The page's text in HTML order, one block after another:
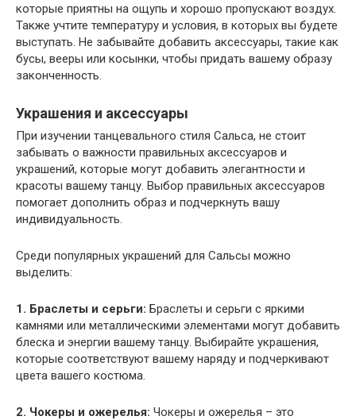
которые приятны на ощупь и хорошо пропускают воздух.
Также учтите температуру и условия, в которых вы будете
выступать. Не забывайте добавить аксессуары, такие как
бусы, вееры или косынки, чтобы придать вашему образу
законченность.
Украшения и аксессуары
При изучении танцевального стиля Сальса, не стоит
забывать о важности правильных аксессуаров и
украшений, которые могут добавить элегантности и
красоты вашему танцу. Выбор правильных аксессуаров
помогает дополнить образ и подчеркнуть вашу
индивидуальность.
Среди популярных украшений для Сальсы можно
выделить:
1. Браслеты и серьги: Браслеты и серьги с яркими
камнями или металлическими элементами могут добавить
блеска и энергии вашему танцу. Выбирайте украшения,
которые соответствуют вашему наряду и подчеркивают
цвета вашего костюма.
2. Чокеры и ожерелья: Чокеры и ожерелья – это